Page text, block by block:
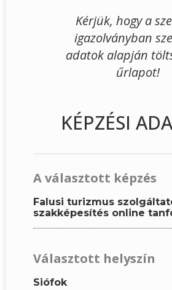
Kérjük, hogy a
igazolványban
adatok alapján
űrlapot!
KÉPZÉSI
A választott képzés
Falusi turizmus
szakképesítés online
Választott helyszín
Siófok